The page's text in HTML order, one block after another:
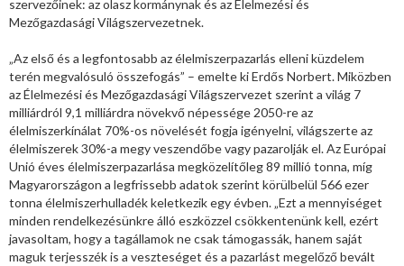
szervezőinek: az olasz kormánynak és az Élelmezési és
Mezőgazdasági Világszervezetnek.
„Az első és a legfontosabb az élelmiszerpazarlás elleni küzdelem
terén megvalósuló összefogás” – emelte ki Erdős Norbert. Miközben
az Élelmezési és Mezőgazdasági Világszervezet szerint a világ 7
milliárdról 9,1 milliárdra növekvő népessége 2050-re az
élelmiszerkínálat 70%-os növelését fogja igényelni, világszerte az
élelmiszerek 30%-a megy veszendőbe vagy pazarolják el. Az Európai
Unió éves élelmiszerpazarlása megközelítőleg 89 millió tonna, míg
Magyarországon a legfrissebb adatok szerint körülbelül 566 ezer
tonna élelmiszerhulladék keletkezik egy évben. „Ezt a mennyiséget
minden rendelkezésünkre álló eszközzel csökkentenünk kell, ezért
javasoltam, hogy a tagállamok ne csak támogassák, hanem saját
maguk terjesszék is a veszteséget és a pazarlást megelőző bevált